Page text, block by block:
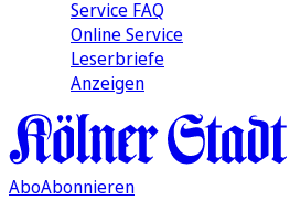
Service FAQ
Online Service
Leserbriefe
Anzeigen
AboAbonnieren